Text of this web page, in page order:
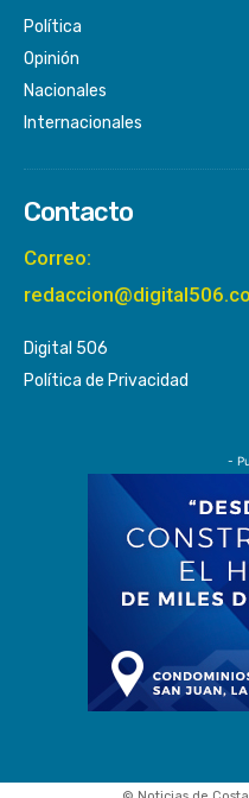
Política
Opinión
Nacionales
Internacionales
Contacto
Correo:
Digital 506
Política de Privacidad
-